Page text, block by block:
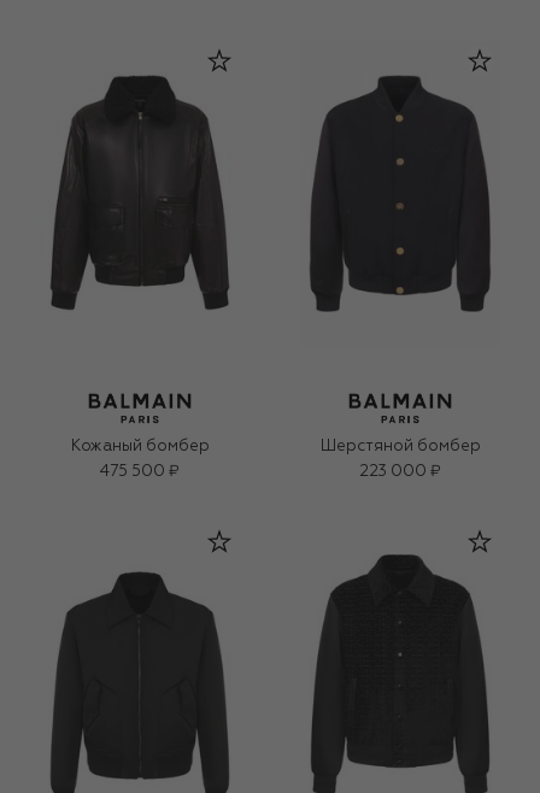
Кожаный бомбер
475 500 ₽
Шерстяной бомбер
223 000 ₽